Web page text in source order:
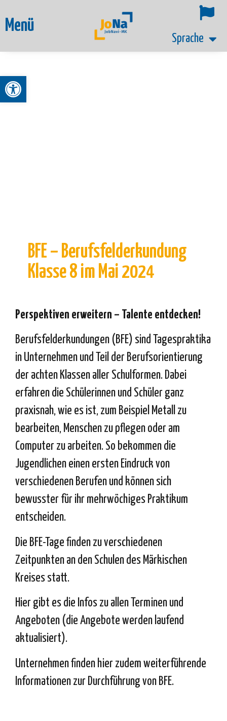
Werkzeugleiste öffnen
Menü
Sprache
BFE – Berufsfelderkundung
Klasse 8 im Mai 2024
Perspektiven erweitern – Talente entdecken!
Berufsfelderkundungen (BFE) sind Tagespraktika
in Unternehmen und Teil der Berufsorientierung
der achten Klassen aller Schulformen. Dabei
erfahren die Schülerinnen und Schüler ganz
praxisnah, wie es ist, zum Beispiel Metall zu
bearbeiten, Menschen zu pflegen oder am
Computer zu arbeiten. So bekommen die
Jugendlichen einen ersten Eindruck von
verschiedenen Berufen und können sich
bewusster für ihr mehrwöchiges Praktikum
entscheiden.
Die BFE-Tage finden zu verschiedenen
Zeitpunkten an den Schulen des Märkischen
Kreises statt.
Hier gibt es die Infos zu allen Terminen und
Angeboten (die Angebote werden laufend
aktualisiert).
Unternehmen finden hier zudem weiterführende
Informationen zur Durchführung von BFE.